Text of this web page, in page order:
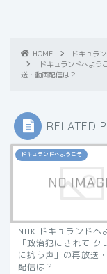
HOME
ドキュラ
ドキュランドへよう
送・動画配信は？
RELATED
ドキュランドへようこそ
NHK ドキュランドへ
「政治犯にされて ク
に抗う声」の再放送
配信は？